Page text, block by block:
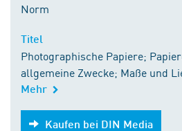
Norm
Photographische Papiere;
allgemeine Zwecke; Maße und
Mehr
Kaufen bei DIN Media
Kaufen bei DIN Media